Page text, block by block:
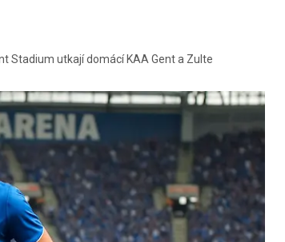
Stadium utkají domácí KAA Gent a Zulte